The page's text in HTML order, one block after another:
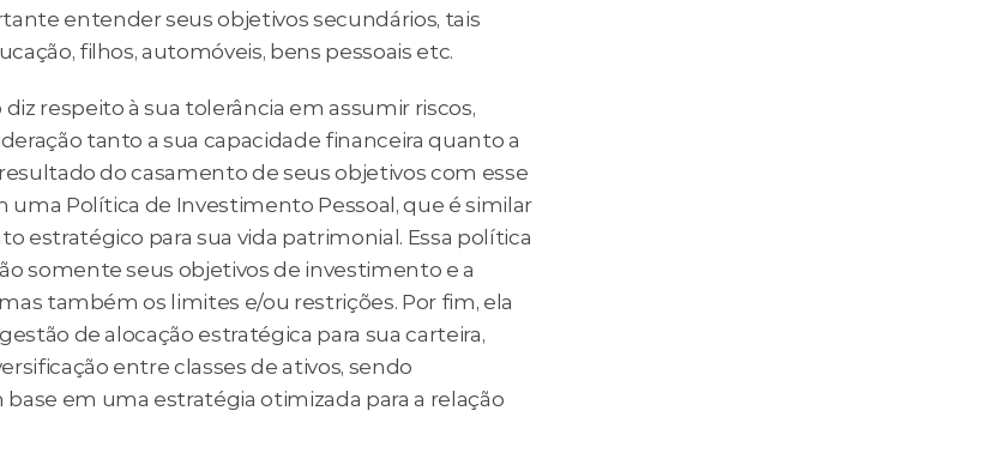
entender seus objetivos secundários, tais
filhos, automóveis, bens pessoais etc.
respeito à sua tolerância em assumir riscos,
tanto a sua capacidade financeira quanto a
do casamento de seus objetivos com esse
uma Política de Investimento Pessoal, que é similar
estratégico para sua vida patrimonial. Essa política
somente seus objetivos de investimento e a
também os limites e/ou restrições. Por fim, ela
de alocação estratégica para sua carteira,
entre classes de ativos, sendo
em uma estratégia otimizada para a relação